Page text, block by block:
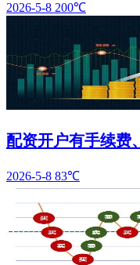
2026-5-8 200℃
配资开户有手续费
2026-5-8 83℃